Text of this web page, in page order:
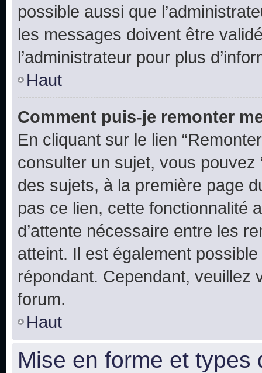
possible aussi que
les messages doivent être
l’administrateur pour plus
Haut
Comment puis-je remonter
En cliquant sur le lien
consulter un sujet, vous pouvez
des sujets, à la première page
pas ce lien, cette fonctionnalité
d’attente nécessaire entre les
atteint. Il est également
répondant. Cependant,
forum.
Haut
Mise en forme et types